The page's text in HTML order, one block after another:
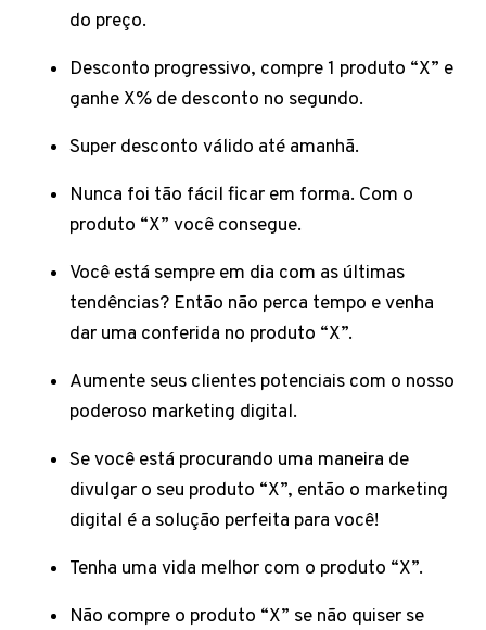
do preço.
Desconto progressivo, compre 1 produto “X” e
ganhe X% de desconto no segundo.
Super desconto válido até amanhã.
Nunca foi tão fácil ficar em forma. Com o
produto “X” você consegue.
Você está sempre em dia com as últimas
tendências? Então não perca tempo e venha
dar uma conferida no produto “X”.
Aumente seus clientes potenciais com o nosso
poderoso marketing digital.
Se você está procurando uma maneira de
divulgar o seu produto “X”, então o marketing
digital é a solução perfeita para você!
Tenha uma vida melhor com o produto “X”.
Não compre o produto “X” se não quiser se